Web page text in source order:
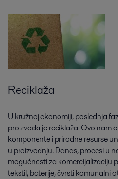
Reciklaža
U kružnoj ekonomiji, poslednja
proizvoda je reciklaža. Ovo nam
komponente i prirodne resurse
u proizvodnju. Danas, procesi u
mogućnosti za komercijalizaciju
tekstil, baterije, čvrsti komunalni